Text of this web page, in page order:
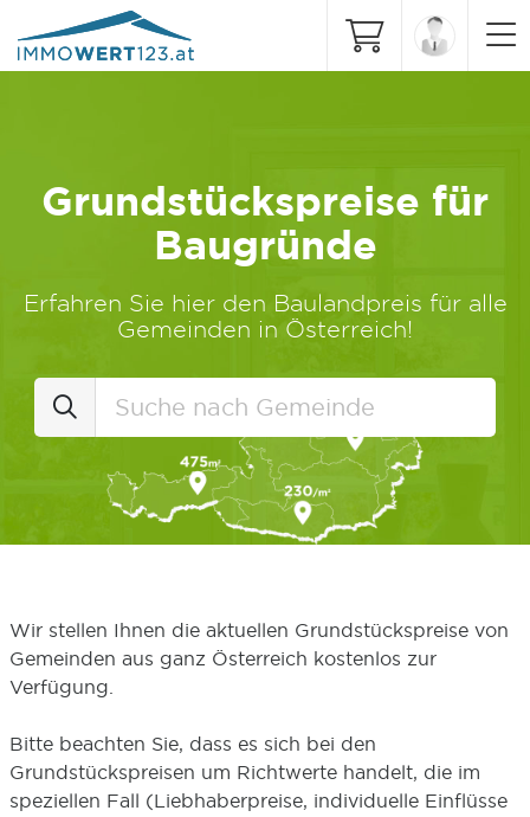
Grundstückspreise für
Baugründe
Erfahren Sie hier den Baulandpreis für alle
Gemeinden in Österreich!
Wir stellen Ihnen die aktuellen Grundstückspreise von
Gemeinden aus ganz Österreich kostenlos zur
Verfügung.
Bitte beachten Sie, dass es sich bei den
Grundstückspreisen um Richtwerte handelt, die im
speziellen Fall (Liebhaberpreise, individuelle Einflüsse